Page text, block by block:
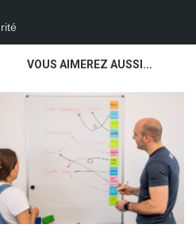
VOUS AIMEREZ AUSSI...